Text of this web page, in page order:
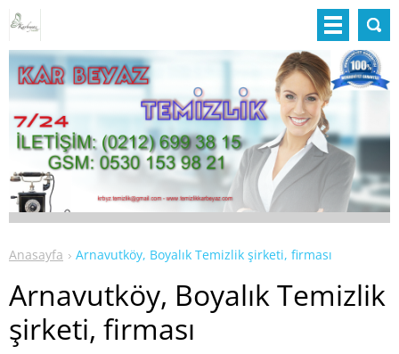
Anasayfa Arnavutköy, Boyalık Temizlik şirketi, firması
Arnavutköy, Boyalık Temizlik
şirketi, firması